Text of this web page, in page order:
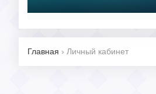
Главная › Личный кабинет